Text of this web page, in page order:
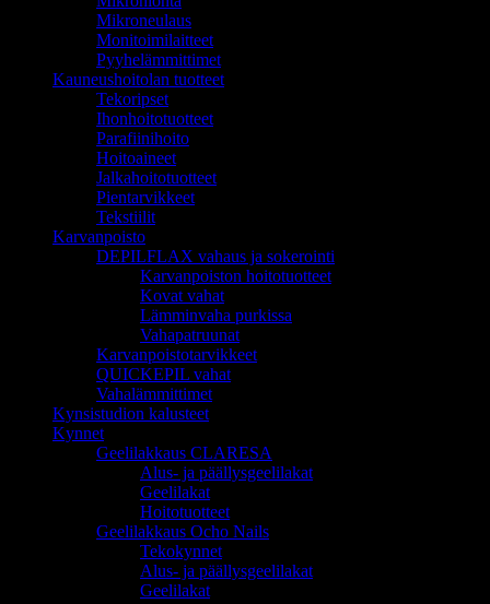
Mikroneulaus
Monitoimilaitteet
Pyyhelämmittimet
Kauneushoitolan tuotteet
Tekoripset
Ihonhoitotuotteet
Parafiinihoito
Hoitoaineet
Jalkahoitotuotteet
Pientarvikkeet
Tekstiilit
Karvanpoisto
DEPILFLAX vahaus ja sokerointi
Karvanpoiston hoitotuotteet
Kovat vahat
Lämminvaha purkissa
Vahapatruunat
Karvanpoistotarvikkeet
QUICKEPIL vahat
Vahalämmittimet
Kynsistudion kalusteet
Kynnet
Geelilakkaus CLARESA
Alus- ja päällysgeelilakat
Geelilakat
Hoitotuotteet
Geelilakkaus Ocho Nails
Tekokynnet
Alus- ja päällysgeelilakat
Geelilakat